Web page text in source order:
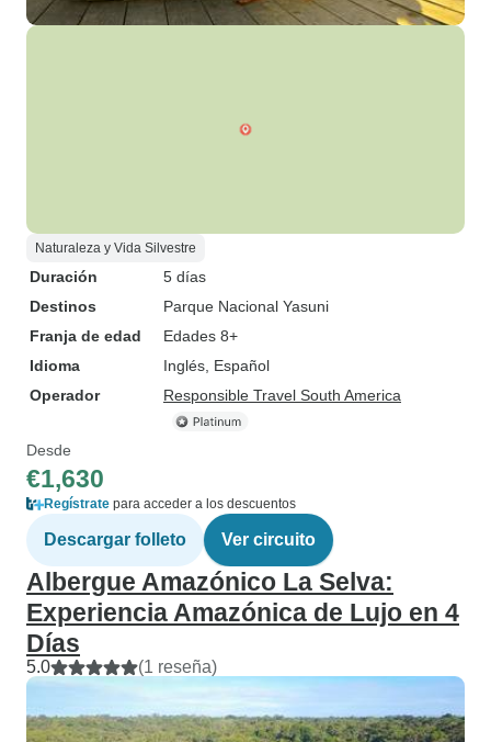
Naturaleza y Vida Silvestre
Duración
5 días
Destinos
Parque Nacional Yasuni
Franja de edad
Edades 8+
Idioma
Inglés, Español
Operador
Responsible Travel South America
Desde
€1,630
Regístrate para acceder a los descuentos
Descargar folleto Ver circuito
Albergue Amazónico La Selva:
Experiencia Amazónica de Lujo en 4
Días
5.0 (1 reseña)